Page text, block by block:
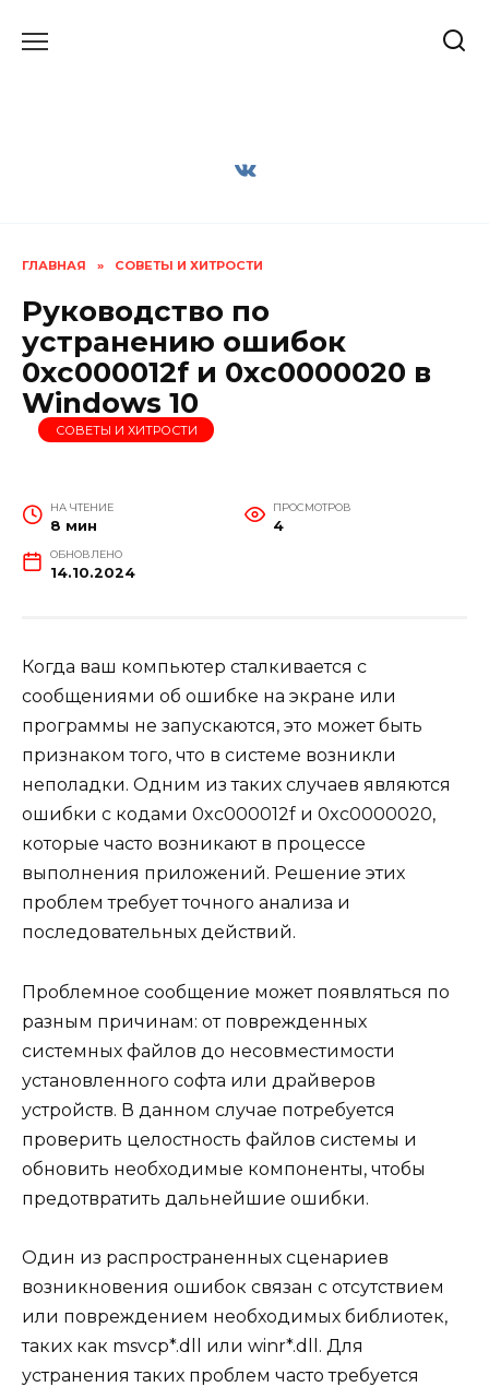
ГЛАВНАЯ » СОВЕТЫ И ХИТРОСТИ
Руководство по
устранению ошибок
0xc000012f и 0xc0000020 в
Windows 10
СОВЕТЫ И ХИТРОСТИ
НА ЧТЕНИЕ
8 мин
ПРОСМОТРОВ
4
ОБНОВЛЕНО
14.10.2024
Когда ваш компьютер сталкивается с
сообщениями об ошибке на экране или
программы не запускаются, это может быть
признаком того, что в системе возникли
неполадки. Одним из таких случаев являются
ошибки с кодами 0xc000012f и 0xc0000020,
которые часто возникают в процессе
выполнения приложений. Решение этих
проблем требует точного анализа и
последовательных действий.
Проблемное сообщение может появляться по
разным причинам: от поврежденных
системных файлов до несовместимости
установленного софта или драйверов
устройств. В данном случае потребуется
проверить целостность файлов системы и
обновить необходимые компоненты, чтобы
предотвратить дальнейшие ошибки.
Один из распространенных сценариев
возникновения ошибок связан с отсутствием
или повреждением необходимых библиотек,
таких как msvcp*.dll или winr*.dll. Для
устранения таких проблем часто требуется